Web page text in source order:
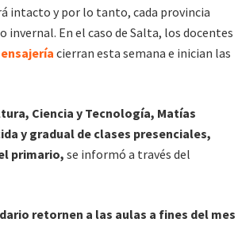
intacto y por lo tanto, cada provincia
En el caso de Salta, los docentes
cierran esta semana e inician las
Ciencia y Tecnología, Matías
y gradual de clases presenciales,
primario, se informó a través del
retornen a las aulas a fines del mes